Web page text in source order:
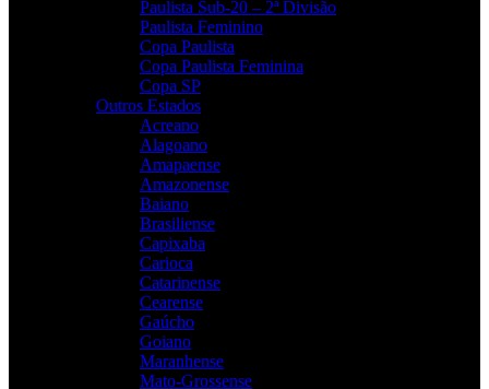
Paulista Sub-20 – 2ª Divisão
Paulista Feminino
Copa Paulista
Copa Paulista Feminina
Copa SP
Outros Estados
Acreano
Alagoano
Amapaense
Amazonense
Baiano
Brasiliense
Capixaba
Carioca
Catarinense
Cearense
Gaúcho
Goiano
Maranhense
Mato-Grossense